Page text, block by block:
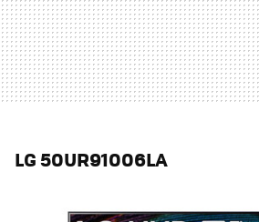
LG 50UR91006LA